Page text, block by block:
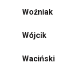
Woźniak
Wójcik
Waciński